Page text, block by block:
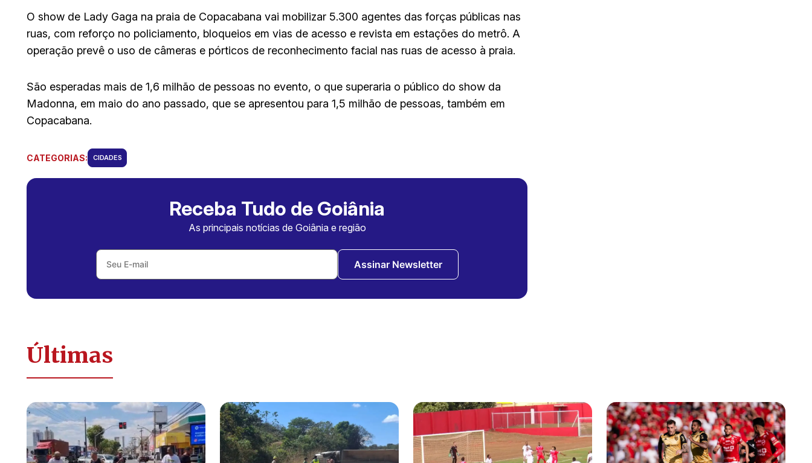
O show de Lady Gaga na praia de Copacabana vai mobilizar 5.300 agentes das forças públicas nas
ruas, com reforço no policiamento, bloqueios em vias de acesso e revista em estações do metrô. A
operação prevê o uso de câmeras e pórticos de reconhecimento facial nas ruas de acesso à praia.
São esperadas mais de 1,6 milhão de pessoas no evento, o que superaria o público do show da
Madonna, em maio do ano passado, que se apresentou para 1,5 milhão de pessoas, também em
Copacabana.
CATEGORIAS: CIDADES
Receba Tudo de Goiânia
As principais notícias de Goiânia e região
Assinar Newsletter
Últimas